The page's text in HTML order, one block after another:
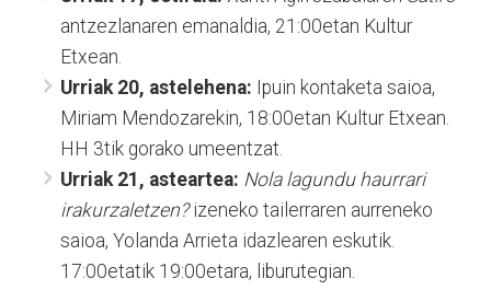
antzezlanaren emanaldia, 21:00etan Kultur
Etxean.
Urriak 20, astelehena: Ipuin kontaketa saioa,
Miriam Mendozarekin, 18:00etan Kultur Etxean.
HH 3tik gorako umeentzat.
Urriak 21, asteartea: Nola lagundu haurrari
irakurzaletzen?izeneko tailerraren aurreneko
saioa, Yolanda Arrieta idazlearen eskutik.
17:00etatik 19:00etara, liburutegian.